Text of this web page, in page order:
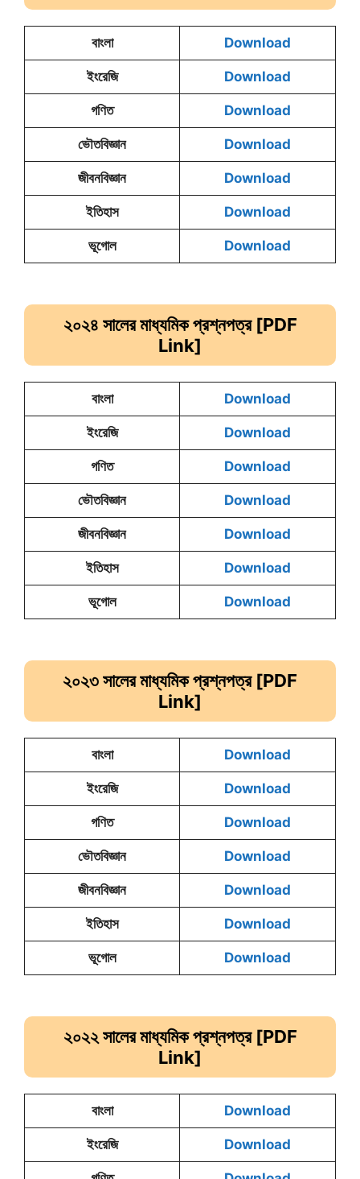
বাংলা Download
ইংরেজি Download
গণিত Download
ভৌতবিজ্ঞান Download
জীবনবিজ্ঞান Download
ইতিহাস Download
ভূগোল Download
২০২৪ সালের মাধ্যমিক প্রশ্নপত্র [PDF
Link]
বাংলা Download
ইংরেজি Download
গণিত Download
ভৌতবিজ্ঞান Download
জীবনবিজ্ঞান Download
ইতিহাস Download
ভূগোল Download
২০২৩ সালের মাধ্যমিকপ্রশ্নপত্র [PDF
Link]
বাংলা Download
ইংরেজি Download
গণিত Download
ভৌতবিজ্ঞান Download
জীবনবিজ্ঞান Download
ইতিহাস Download
ভূগোল Download
২০২২ সালের মাধ্যমিক প্রশ্নপত্র [PDF
Link]
বাংলা Download
ইংরেজি Download